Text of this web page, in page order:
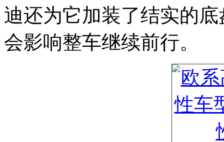
迪还为它加装了结实的
会影响整车继续前行。